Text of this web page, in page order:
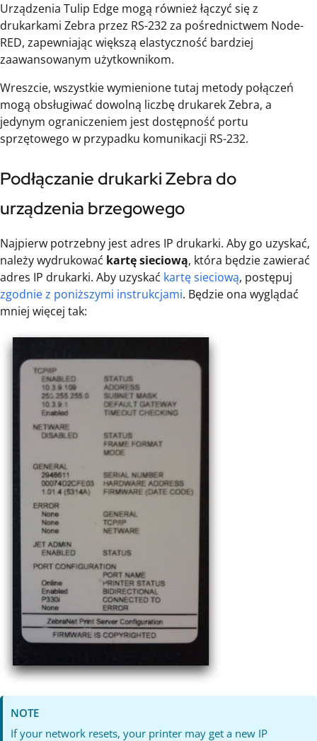
Urządzenia Tulip Edge mogą również łączyć się z
drukarkami Zebra przez RS-232 za pośrednictwem Node-
RED, zapewniając większą elastyczność bardziej
zaawansowanym użytkownikom.
Wreszcie, wszystkie wymienione tutaj metody połączeń
mogą obsługiwać dowolną liczbę drukarek Zebra, a
jedynym ograniczeniem jest dostępność portu
sprzętowego w przypadku komunikacji RS-232.
Podłączanie drukarki Zebra do
urządzenia brzegowego
Najpierw potrzebny jest adres IP drukarki. Aby go uzyskać,
należy wydrukować kartę sieciową, która będzie zawierać
adres IP drukarki. Aby uzyskać kartę sieciową, postępuj
zgodnie z poniższymi instrukcjami. Będzie ona wyglądać
mniej więcej tak:
NOTE
If your network resets, your printer may get a new IP